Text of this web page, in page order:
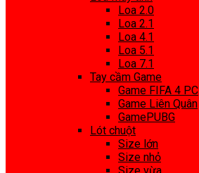
Loa 2.0
Loa 2.1
Loa 4.1
Loa 5.1
Loa 7.1
Tay cầm Game
Game FIFA 4 PC
Game Liên Quân
GamePUBG
Lót chuột
Size lớn
Size nhỏ